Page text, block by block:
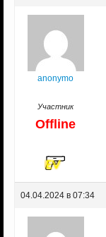
anonymo
Участник
Offline
04.04.2024 в 07:34